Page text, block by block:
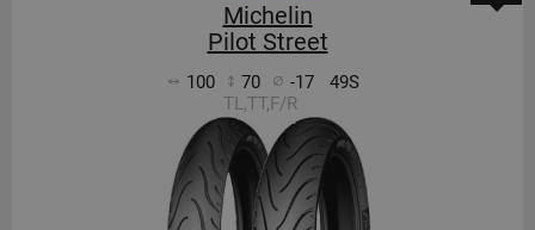
Michelin
Pilot Street
100 70 -17
49S
TL,TT,F/R